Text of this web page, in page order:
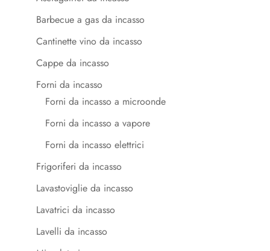
Barbecue a gas da incasso
Cantinette vino da incasso
Cappe da incasso
Forni da incasso
Forni da incasso a microonde
Forni da incasso a vapore
Forni da incasso elettrici
Frigoriferi da incasso
Lavastoviglie da incasso
Lavatrici da incasso
Lavelli da incasso